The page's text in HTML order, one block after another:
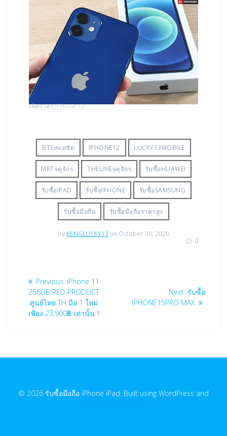
เช็คราคา iPhone 12
BTSหมอชิต IPHONE12 LUCKY13MOBILE
MRTจตุจักร THELINEจตุจักร รับซื้อHUAWEI
รับซื้อIPAD รับซื้อIPHONE รับซื้อSAMSUNG
รับซื้อมือถือ รับซื้อมือถือราคาสูง
by KENGLUCKY13 on October 30, 2020
0
Post
navigation
Previous: Previous
post:
iPhone 11
256GB RED PRODUCT
ศูนย์ไทย TH มือ 1 ใหม่
เพียง 23,900฿ เท่านั้น !!
Next: Next
post:
รับซื้อ
IPHONE15PRO MAX
© 2026 รับซื้อมือถือ iPhone iPad. Built using WordPress and
.